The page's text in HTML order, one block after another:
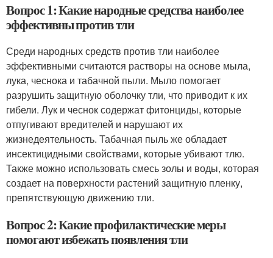
Вопрос 1: Какие народные средства наиболее
эффективны против тли
Среди народных средств против тли наиболее
эффективными считаются растворы на основе мыла,
лука, чеснока и табачной пыли. Мыло помогает
разрушить защитную оболочку тли, что приводит к их
гибели. Лук и чеснок содержат фитонциды, которые
отпугивают вредителей и нарушают их
жизнедеятельность. Табачная пыль же обладает
инсектицидными свойствами, которые убивают тлю.
Также можно использовать смесь золы и воды, которая
создает на поверхности растений защитную пленку,
препятствующую движению тли.
Вопрос 2: Какие профилактические меры
помогают избежать появления тли